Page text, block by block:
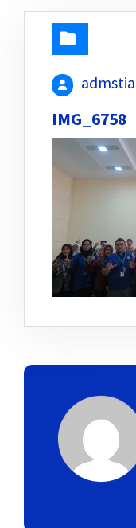
admstia
IMG_6758